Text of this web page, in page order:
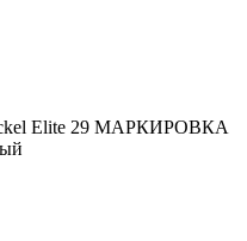
Elite 29 МАРКИРОВКА